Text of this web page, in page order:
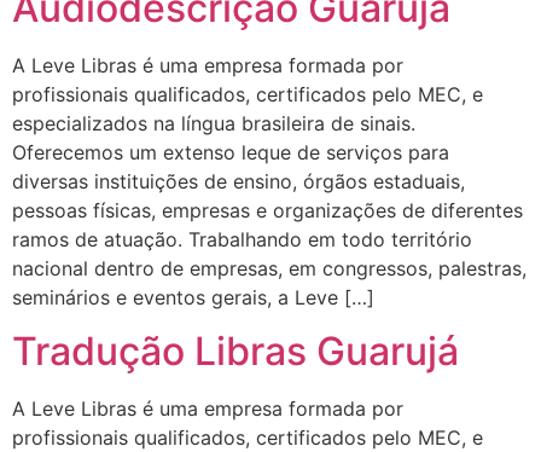
A Leve Libras é uma empresa formada por
profissionais qualificados, certificados pelo MEC, e
especializados na língua brasileira de sinais.
Oferecemos um extenso leque de serviços para
diversas instituições de ensino, órgãos estaduais,
pessoas físicas, empresas e organizações de diferentes
ramos de atuação. Trabalhando em todo território
nacional dentro de empresas, em congressos, palestras,
seminários e eventos gerais, a Leve […]
Tradução Libras Guarujá
A Leve Libras é uma empresa formada por
profissionais qualificados, certificados pelo MEC, e